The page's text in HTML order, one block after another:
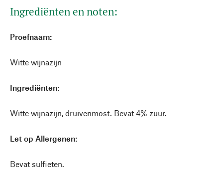
Ingrediënten en noten:
Proefnaam:
Witte wijnazijn
Ingrediënten:
Witte wijnazijn, druivenmost. Bevat 4% zuur.
Let op Allergenen:
Bevat sulfieten.